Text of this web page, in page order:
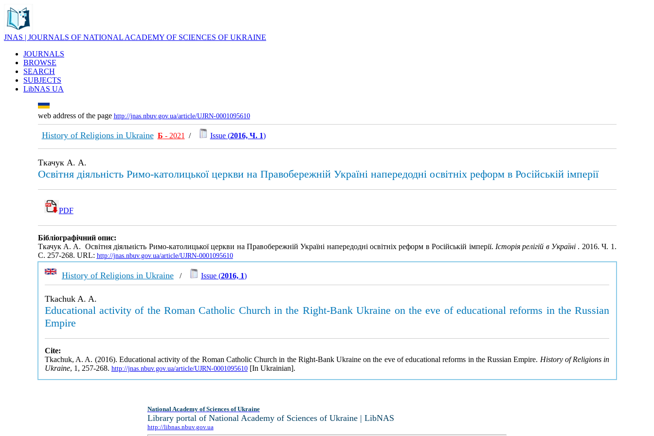
JNAS | JOURNALS OF NATIONAL ACADEMY OF SCIENCES OF UKRAINE
JOURNALS
BROWSE
SEARCH
SUBJECTS
LibNAS UA
web address of the page http://jnas.nbuv.gov.ua/article/UJRN-0001095610
History of Religions in Ukraine Б - 2021 / Issue (2016, Ч. 1)
Ткачук А. А.
Освітня діяльність Римо-католицької церкви на Правобережній Україні напередодні освітніх реформ в Російській імперії
PDF
Бібліографічний опис:
Ткачук А. А. Освітня діяльність Римо-католицької церкви на Правобережній Україні напередодні освітніх реформ в Російській імперії. Історія релігій в Україні . 2016. Ч. 1.
С. 257-268. URL: http://jnas.nbuv.gov.ua/article/UJRN-0001095610
History of Religions in Ukraine/ Issue (2016, 1)
Tkachuk A. A.
Educational activity of the Roman Catholic Church in the Right-Bank Ukraine on the eve of educational reforms in the Russian
Empire
Cite:
Tkachuk, A. A. (2016). Educational activity of the Roman Catholic Church in the Right-Bank Ukraine on the eve of educational reforms in the Russian Empire. History of Religions in
Ukraine, 1, 257-268. http://jnas.nbuv.gov.ua/article/UJRN-0001095610[In Ukrainian].
National Academy of Sciences of Ukraine
Library portal of National Academy of Sciences of Ukraine | LibNAS
http://libnas.nbuv.gov.ua